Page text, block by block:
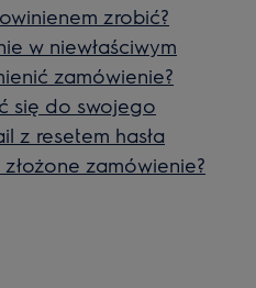
zrobić?
w niewłaściwym
zamówienie?
się do swojego
z resetem hasła
zamówienie?